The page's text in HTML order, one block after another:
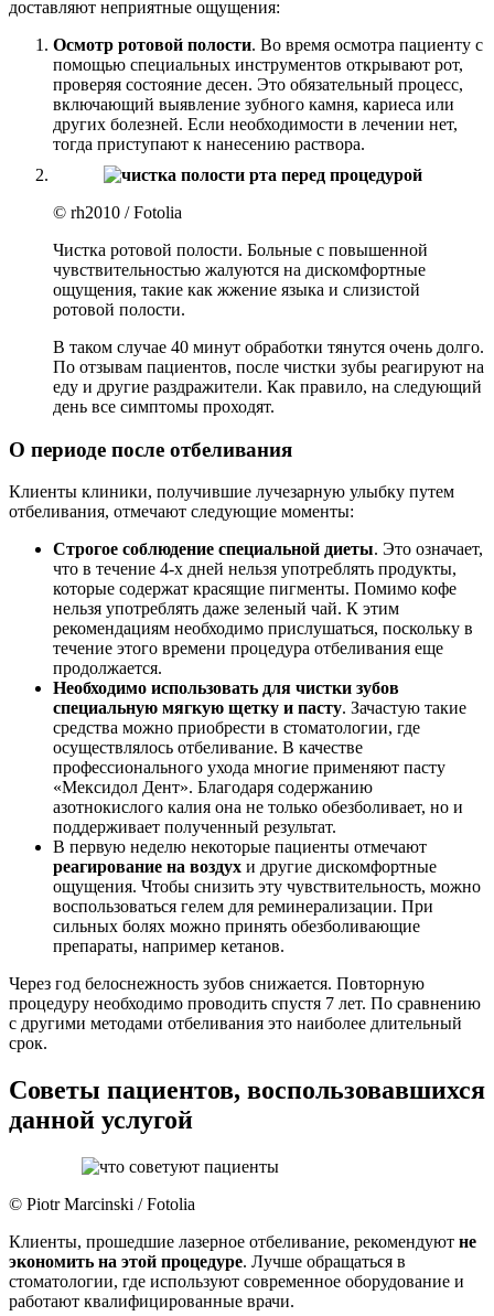
доставляют неприятные ощущения:
Осмотр ротовой полости. Во время осмотра пациенту с
помощью специальных инструментов открывают рот,
проверяя состояние десен. Это обязательный процесс,
включающий выявление зубного камня, кариеса или
других болезней. Если необходимости в лечении нет,
тогда приступают к нанесению раствора.
© rh2010 / Fotolia
Чистка ротовой полости. Больные с повышенной
чувствительностью жалуются на дискомфортные
ощущения, такие как жжение языка и слизистой
ротовой полости.
В таком случае 40 минут обработки тянутся очень долго.
По отзывам пациентов, после чистки зубы реагируют на
еду и другие раздражители. Как правило, на следующий
день все симптомы проходят.
О периоде после отбеливания
Клиенты клиники, получившие лучезарную улыбку путем
отбеливания, отмечают следующие моменты:
Строгое соблюдение специальной диеты. Это означает,
что в течение 4-х дней нельзя употреблять продукты,
которые содержат красящие пигменты. Помимо кофе
нельзя употреблять даже зеленый чай. К этим
рекомендациям необходимо прислушаться, поскольку в
течение этого времени процедура отбеливания еще
продолжается.
Необходимо использовать для чистки зубов
специальную мягкую щетку и пасту. Зачастую такие
средства можно приобрести в стоматологии, где
осуществлялось отбеливание. В качестве
профессионального ухода многие применяют пасту
«Мексидол Дент». Благодаря содержанию
азотнокислого калия она не только обезболивает, но и
поддерживает полученный результат.
В первую неделю некоторые пациенты отмечают
реагирование на воздух и другие дискомфортные
ощущения. Чтобы снизить эту чувствительность, можно
воспользоваться гелем для реминерализации. При
сильных болях можно принять обезболивающие
препараты, например кетанов.
Через год белоснежность зубов снижается. Повторную
процедуру необходимо проводить спустя 7 лет. По сравнению
с другими методами отбеливания это наиболее длительный
срок.
Советы пациентов, воспользовавшихся
данной услугой
© Piotr Marcinski / Fotolia
Клиенты, прошедшие лазерное отбеливание, рекомендуют не
экономить на этой процедуре. Лучше обращаться в
стоматологии, где используют современное оборудование и
работают квалифицированные врачи.